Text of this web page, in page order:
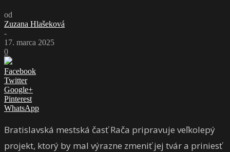
od
Zuzana Hlašeková
-
17. marca 2025
0
Facebook
Twitter
Google+
Pinterest
WhatsApp
Bratislavská mestská časť Rača pripravuje veľkolepý
projekt, ktorý by mal výrazne zmeniť jej tvár a priniesť